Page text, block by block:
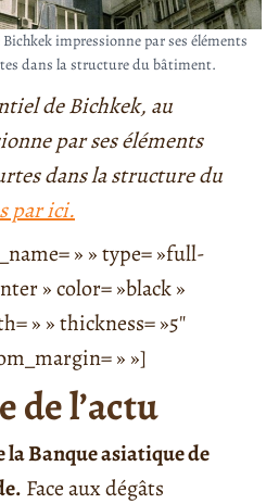
impressionne par ses éléments
dans la structure du bâtiment.
de Bichkek, au
par ses éléments
dans la structure du
par ici.
» » type= »full-
» color= »black »
» » thickness= »5″
» »]
de l’actu
Banque asiatique de
Face aux dégâts